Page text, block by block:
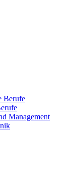
Berufe
Management